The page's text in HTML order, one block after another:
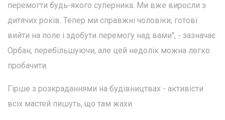
перемогти будь-якого суперника. Ми вже виросли з
дитячих років. Тепер ми справжні чоловіки, готові
вийти на поле і здобути перемогу над вами", - зазначає
Орбан, перебільшуючи, але цей недолік можна легко
пробачити.
Гірше з розкраданнями на будівництвах - активісти
всіх мастей пишуть, що там жахи.